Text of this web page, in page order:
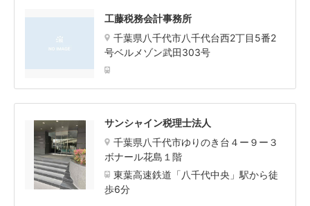
工藤税務会計事務所
千葉県八千代市八千代台西2丁目5番2
号ベルメゾン武田303号
サンシャイン税理士法人
千葉県八千代市ゆりのき台４ー９ー３
ボナール花島１階
東葉高速鉄道「八千代中央」駅から徒
歩6分